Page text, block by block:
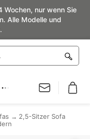
Wochen, nur wenn Sie
Alle Modelle und
2,5-Sitzer Sofa